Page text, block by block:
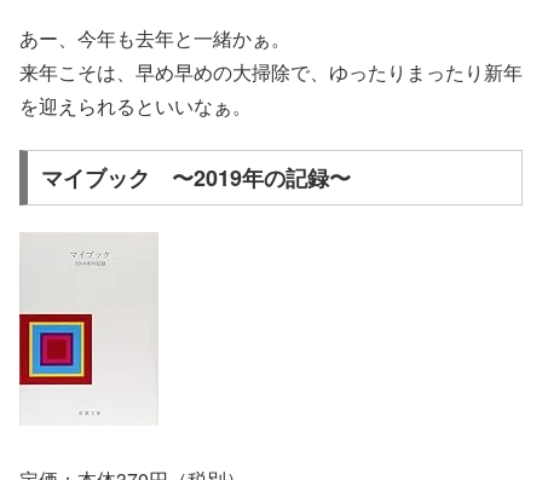
あー、今年も去年と一緒かぁ。
来年こそは、早め早めの大掃除で、ゆったりまったり新年
を迎えられるといいなぁ。
マイブック 〜2019年の記録〜